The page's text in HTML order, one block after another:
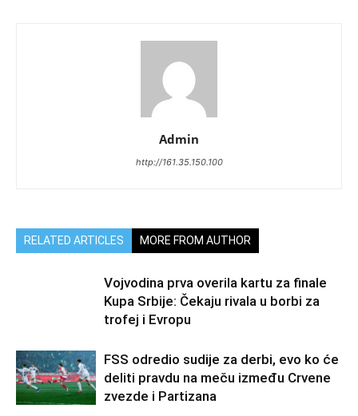
Admin
http://161.35.150.100
RELATED ARTICLES MORE FROM AUTHOR
Vojvodina prva overila kartu za finale
Kupa Srbije: Čekaju rivala u borbi za
trofej i Evropu
FSS odredio sudije za derbi, evo ko će
deliti pravdu na meču između Crvene
zvezde i Partizana